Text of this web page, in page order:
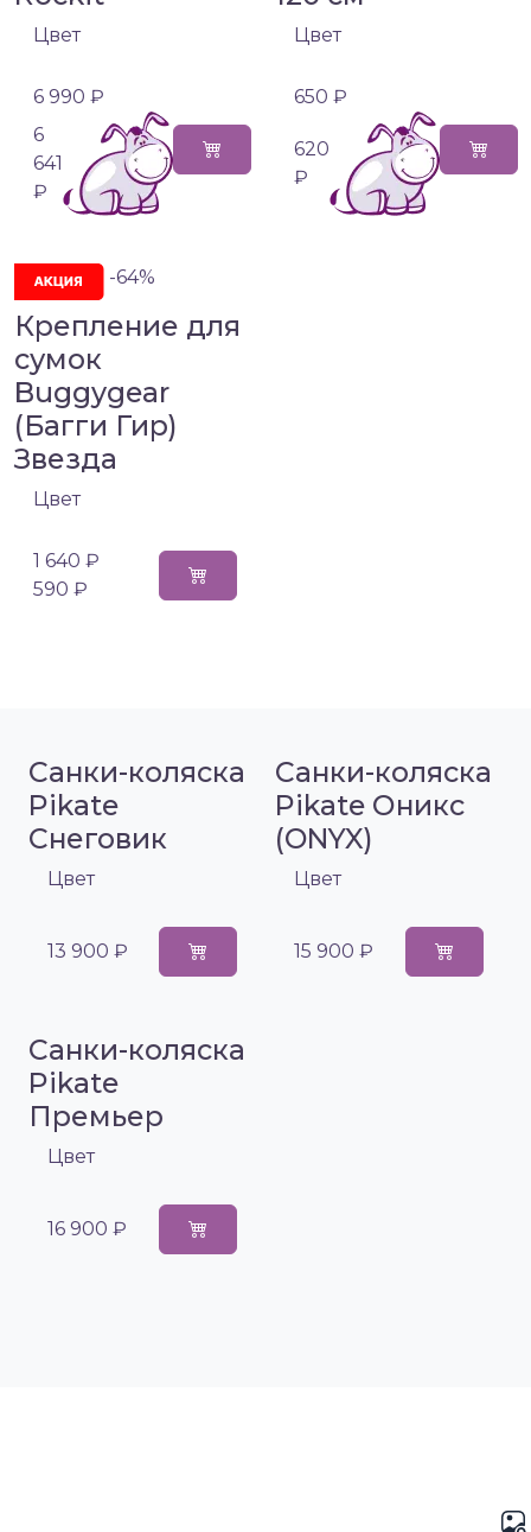
Цвет
6 990 ₽
6
641
₽
Цвет
650 ₽
620
₽
-64%
Крепление для
сумок
Buggygear
(Багги Гир)
Звезда
Цвет
1 640 ₽
590 ₽
Санки-коляска
Pikate
Снеговик
Цвет
13 900 ₽
Санки-коляска
Pikate Оникс
(ONYX)
Цвет
15 900 ₽
Санки-коляска
Pikate
Премьер
Цвет
16 900 ₽